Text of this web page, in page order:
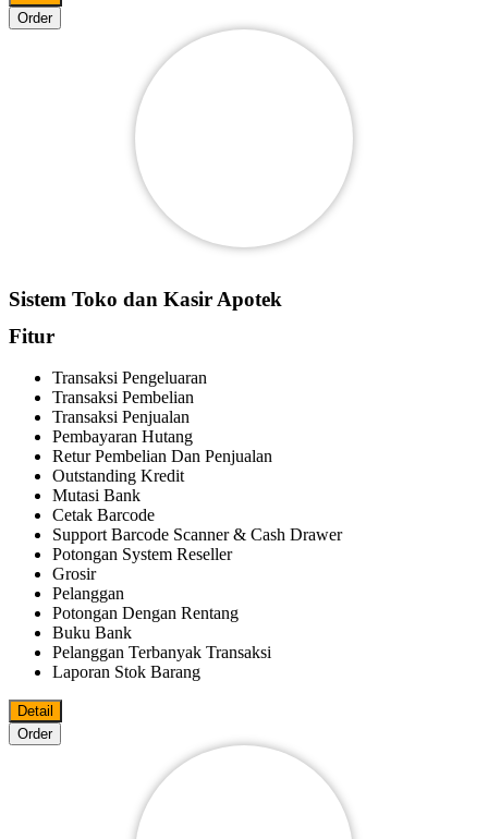
Order
Sistem Toko dan Kasir Apotek
Fitur
Transaksi Pengeluaran
Transaksi Pembelian
Transaksi Penjualan
Pembayaran Hutang
Retur Pembelian Dan Penjualan
Outstanding Kredit
Mutasi Bank
Cetak Barcode
Support Barcode Scanner & Cash Drawer
Potongan System Reseller
Grosir
Pelanggan
Potongan Dengan Rentang
Buku Bank
Pelanggan Terbanyak Transaksi
Laporan Stok Barang
Detail
Order